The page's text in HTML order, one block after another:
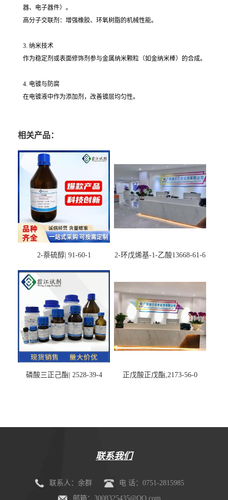
器、电子器件）。
高分子交联剂：增强橡胶、环氧树脂的机械性能。
3. 纳米技术
作为稳定剂或表面修饰剂参与金属纳米颗粒（如金纳米棒）的合成。
4. 电镀与防腐
在电镀液中作为添加剂，改善镀层均匀性。
相关产品：
2-萘硫醇| 91-60-1 2-环戊烯基-1-乙酸13668-61-6
磷酸三正己酯| 2528-39-4 正戊酸正戊酯,2173-56-0
联系我们
联系人：余群
电 话：0751-2815985
邮箱：3008325435@QQ.com